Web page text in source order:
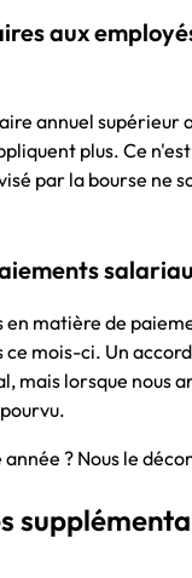
aux
annuel supérieur
plus. Ce
par la bourse ne
matière de
mois-ci. Un
lorsque nous
? Nous le